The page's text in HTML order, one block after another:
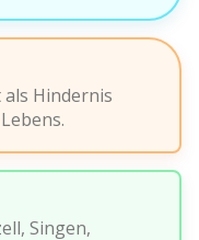
als Hindernis
Singen,